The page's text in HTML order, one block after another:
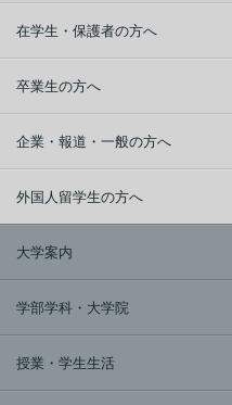
在学生・保護者の方へ
卒業生の方へ
企業・報道・一般の方へ
外国人留学生の方へ
大学案内
学部学科・大学院
授業・学生生活